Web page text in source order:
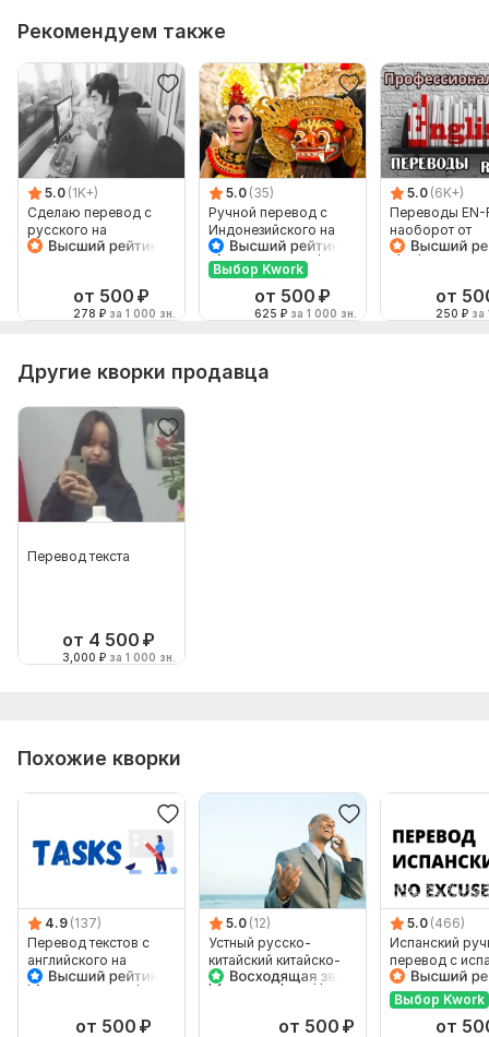
Рекомендуем также
5.0 (1K+)
Сделаю перевод с
русского на
английский и
от 500 ₽
278 ₽ за 1 000 зн.
5.0 (35)
Ручной перевод с
Индонезийского на
Русский и наоборот
Выбор Kwork
от 500 ₽
625 ₽ за 1 000 зн.
5.0 (6K+)
Переводы EN-
наоборот от
от
250 ₽ за
Другие кворки продавца
Перевод текста
от 4 500 ₽
3,000 ₽ за 1 000 зн.
Похожие кворки
4.9 (137)
Перевод текстов с
английского на
русский и наоборот
от 500 ₽
5.0 (12)
Устный русско-
китайский китайско-
русский перевод
от 500 ₽
5.0 (466)
Испанский
перевод с
на испанский
Выбор Kwork
от